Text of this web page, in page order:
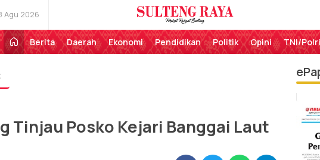
Agu 2026
Sulteng Raya
Perekat Rakyat Sulteng
Berita
Daerah Ekonomi Pendidikan Politik Opini TNI/Polri
Tinjau Posko Kejari Banggai Laut